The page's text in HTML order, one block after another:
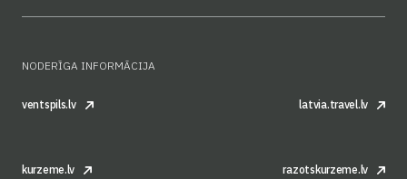
NODERĪGA INFORMĀCIJA
ventspils.lv latvia.travel.lv
kurzeme.lv razotskurzeme.lv